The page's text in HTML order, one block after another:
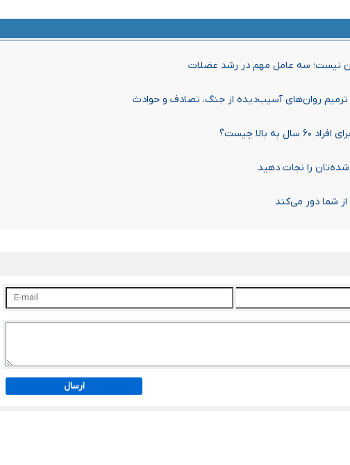
نیست؛ سه عامل مهم در رشد عضلات
ترمیم روان‌های آسیب‌دیده از جنگ، تصادف و حوادث
بالا چیست؟
را نجات دهید
شما دور می‌کند
ارسال